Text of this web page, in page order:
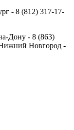
- 8 (812) 317-17-
Дону - 8 (863)
Новгород -